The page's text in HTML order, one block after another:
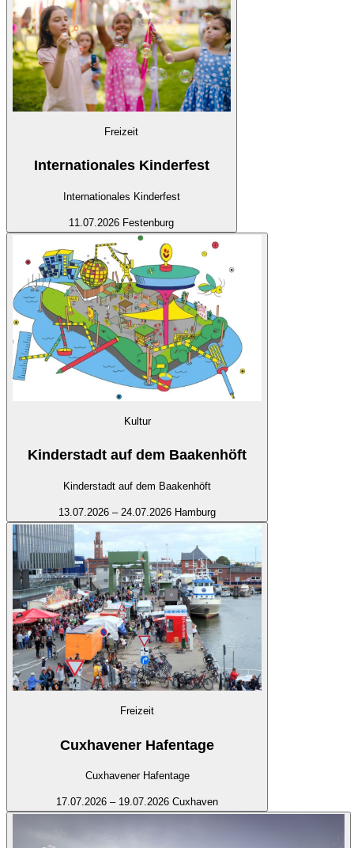
Freizeit
Internationales Kinderfest
Internationales Kinderfest
11.07.2026 Festenburg
Kultur
Kinderstadt auf dem Baakenhöft
Kinderstadt auf dem Baakenhöft
13.07.2026 – 24.07.2026 Hamburg
Freizeit
Cuxhavener Hafentage
Cuxhavener Hafentage
17.07.2026 – 19.07.2026 Cuxhaven